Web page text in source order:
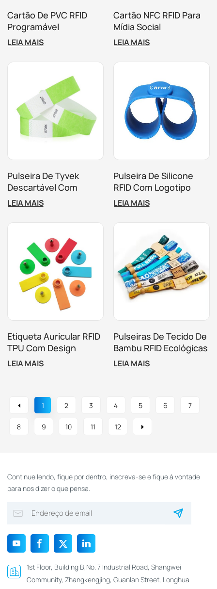
Cartão De PVC RFID
Programável
Personalizado Para
Mídia Social NFC
Google Review Card
LEIA MAIS
Cartão NFC RFID Para
Mídia Social
Personalizado Para
Impressão Em PVC
Preto Fosco
LEIA MAIS
Pulseira De Tyvek
Descartável Com
Logotipo Personalizado
À Prova D'água E RFID
Para Festa De Festival
LEIA MAIS
Pulseira De Silicone
RFID Com Logotipo
Personalizado
LEIA MAIS
Etiqueta Auricular RFID
TPU Com Design
Inovador E Dividido Para
Monitoramento De
E Animais De Fazenda
LEIA MAIS
Pulseiras De Tecido De
Bambu RFID Ecológicas
Personalizadas Com
Trava De Bambu
LEIA MAIS
1 2 3 4 5 6 7
8 9 10 11 12
Continue lendo, fique por dentro, inscreva-se e fique à vontade
para nos dizer o que pensa.
1st Floor, Building B,No. 7 Industrial Road, Shangwei
Community, Zhangkengjing, Guanlan Street, Longhua